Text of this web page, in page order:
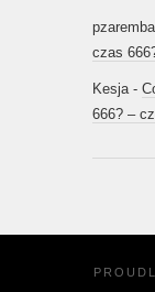
pzaremba
czas
Kesja-
666? –